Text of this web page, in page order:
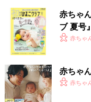
赤ちゃ
ブ 夏号
く！ お
赤ちゃ
赤ちゃ
赤ちゃ